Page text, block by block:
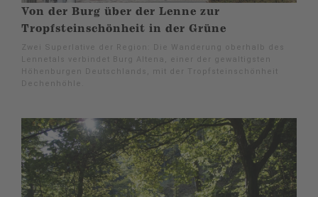
Von der Burg über der Lenne zur
Tropfsteinschönheit in der Grüne
Zwei Superlative der Region: Die Wanderung oberhalb des
Lennetals verbindet Burg Altena, einer der gewaltigsten
Höhenburgen Deutschlands, mit der Tropfsteinschönheit
Dechenhöhle.